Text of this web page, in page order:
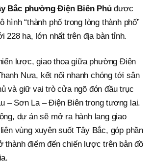
Bắc phường Điện Biên Phủđược
hình “thành phố trong lòng thành phố”
228 ha, lớn nhất trên địa bàn tỉnh.
lược, giao thoa giữa phường Điện
Nưa, kết nối nhanh chóng tới sân
và giữ vai trò cửa ngõ đón đầu trục
– Sơn La – Điện Biên trong tương lai.
dự án sẽ mở ra hành lang giao
vùng xuyên suốt Tây Bắc, góp phần
thành điểm đến chiến lược trên bản đồ